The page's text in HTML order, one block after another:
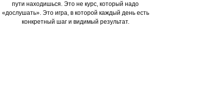
пути находишься. Это не курс, который надо
«дослушать». Это игра, в которой каждый день есть
конкретный шаг и видимый результат.